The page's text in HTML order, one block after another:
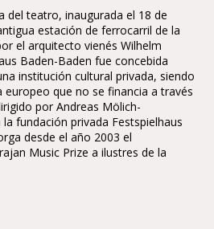
del teatro, inaugurada el 18 de
estación de ferrocarril de la
el arquitecto vienés Wilhelm
Baden-Baden fue concebida
institución cultural privada, siendo
que no se financia a través
por Andreas Mölich-
fundación privada Festspielhaus
desde el año 2003 el
Music Prize a ilustres de la